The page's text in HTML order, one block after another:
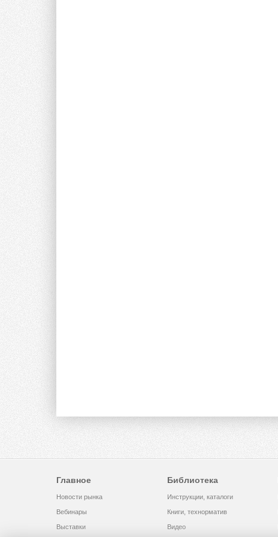
Главное
Новости рынка
Вебинары
Выставки
Библиотека
Инструкции, каталоги
Книги, технорматив
Видео